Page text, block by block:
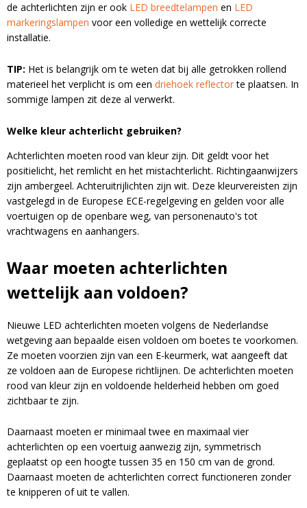
de achterlichten zijn er ook LED breedtelampen en LED
markeringslampen voor een volledige en wettelijk correcte
installatie.
TIP: Het is belangrijk om te weten dat bij alle getrokken rollend
materieel het verplicht is om een driehoek reflectorte plaatsen. In
sommige lampen zit deze al verwerkt.
Welke kleur achterlicht gebruiken?
Achterlichten moeten rood van kleur zijn. Dit geldt voor het
positielicht, het remlicht en het mistachterlicht. Richtingaanwijzers
zijn ambergeel. Achteruitrijlichten zijn wit. Deze kleurvereisten zijn
vastgelegd in de Europese ECE-regelgeving en gelden voor alle
voertuigen op de openbare weg, van personenauto's tot
vrachtwagens en aanhangers.
Waar moeten achterlichten
wettelijk aan voldoen?
Nieuwe LED achterlichten moeten volgens de Nederlandse
wetgeving aan bepaalde eisen voldoen om boetes te voorkomen.
Ze moeten voorzien zijn van een E-keurmerk, wat aangeeft dat
ze voldoen aan de Europese richtlijnen. De achterlichten moeten
rood van kleur zijn en voldoende helderheid hebben om goed
zichtbaar te zijn.
Daarnaast moeten er minimaal twee en maximaal vier
achterlichten op een voertuig aanwezig zijn, symmetrisch
geplaatst op een hoogte tussen 35 en 150 cm van de grond.
Daarnaast moeten de achterlichten correct functioneren zonder
te knipperen of uit te vallen.